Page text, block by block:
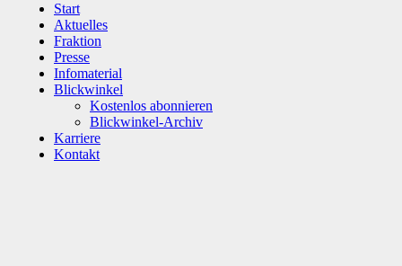
Start
Aktuelles
Fraktion
Presse
Infomaterial
Blickwinkel
Kostenlos abonnieren
Blickwinkel-Archiv
Karriere
Kontakt